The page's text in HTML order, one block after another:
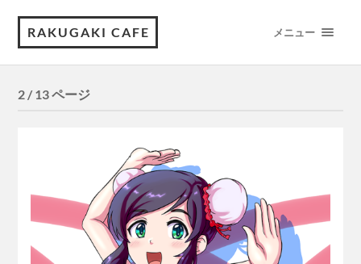
RAKUGAKI CAFE メニュー
2 / 13 ページ